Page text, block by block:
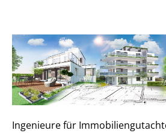
Ingenieure für